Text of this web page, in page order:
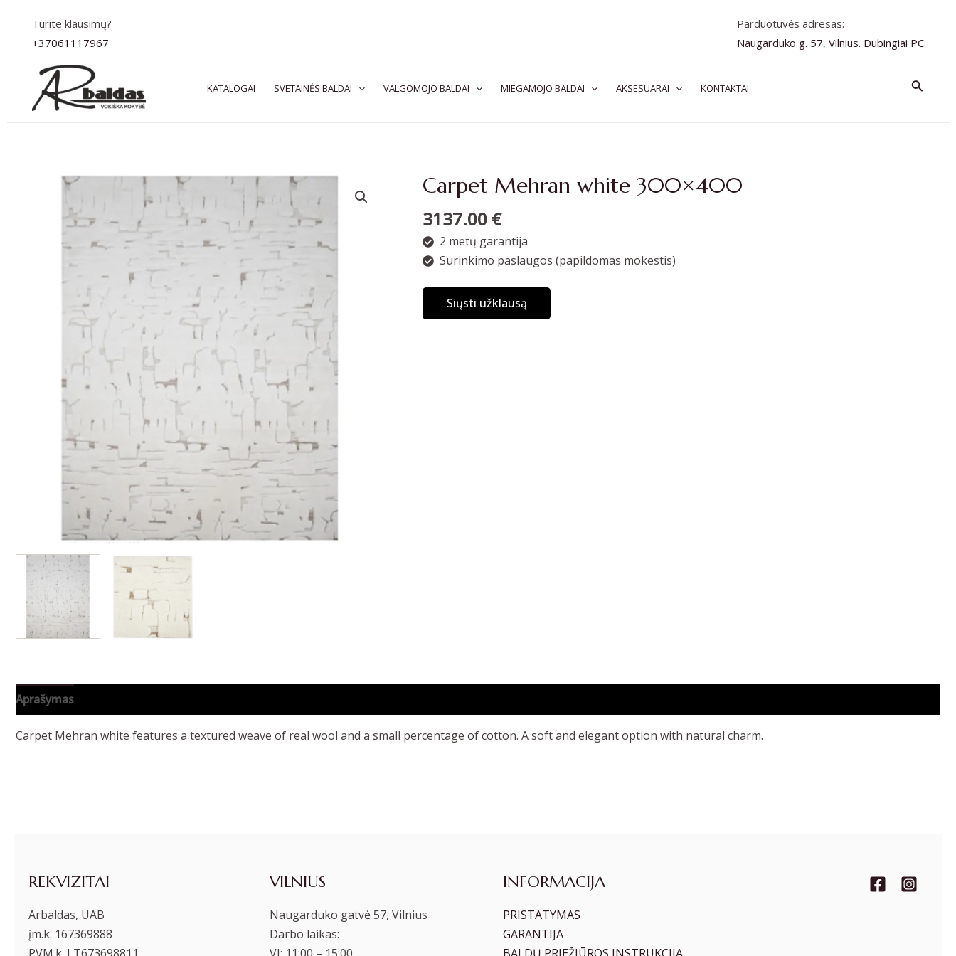
turinio
Turite klausimų?
+37061117967
Parduotuvės adresas:
Naugarduko g. 57, Vilnius. Dubingiai PC
KATALOGAI SVETAINĖS BALDAI VALGOMOJO BALDAI MIEGAMOJO BALDAI AKSESUARAI KONTAKTAI Paieška
Carpet Mehran white 300×400
3137.00 €
2 metų garantija
Surinkimo paslaugos (papildomas mokestis)
Siųsti užklausą
Aprašymas
Carpet Mehran white features a textured weave of real wool and a small percentage of cotton. A soft and elegant option with natural charm.
REKVIZITAI
Arbaldas, UAB
įm.k. 167369888
VILNIUS
Naugarduko gatvė 57, Vilnius
Darbo laikas:
INFORMACIJA
PRISTATYMAS
GARANTIJA